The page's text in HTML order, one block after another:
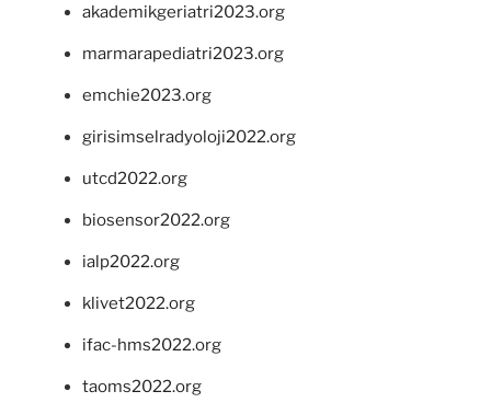
akademikgeriatri2023.org
marmarapediatri2023.org
emchie2023.org
girisimselradyoloji2022.org
utcd2022.org
biosensor2022.org
ialp2022.org
klivet2022.org
ifac-hms2022.org
taoms2022.org